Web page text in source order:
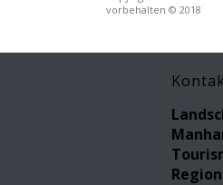
vorbehalten © 2018